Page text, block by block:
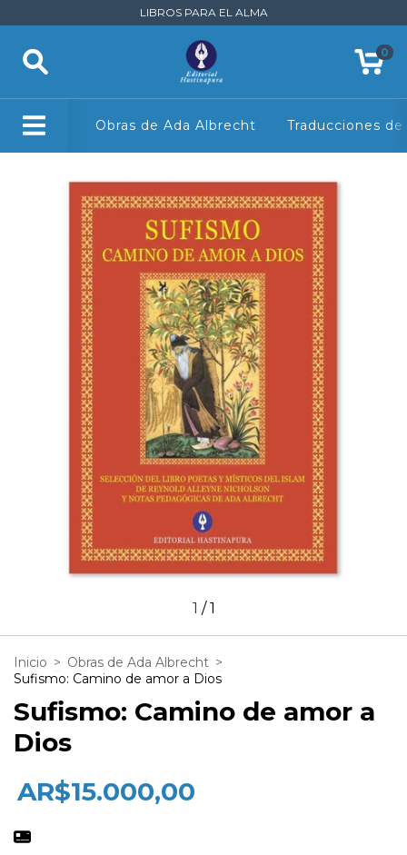
LIBROS PARA EL ALMA
0
Obras de Ada Albrecht Traducciones
1 /1
Inicio > Obras de Ada Albrecht >
Sufismo: Camino de amor a Dios
Sufismo: Camino de amor a
Dios
$15.000,00